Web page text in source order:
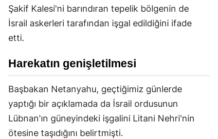
Şakif Kalesi'ni barındıran tepelik bölgenin de
İsrail askerleri tarafından işgal edildiğini ifade
etti.
Harekatın genişletilmesi
Başbakan Netanyahu, geçtiğimiz günlerde
yaptığı bir açıklamada da İsrail ordusunun
Lübnan'ın güneyindeki işgalini Litani Nehri'nin
ötesine taşıdığını belirtmişti.